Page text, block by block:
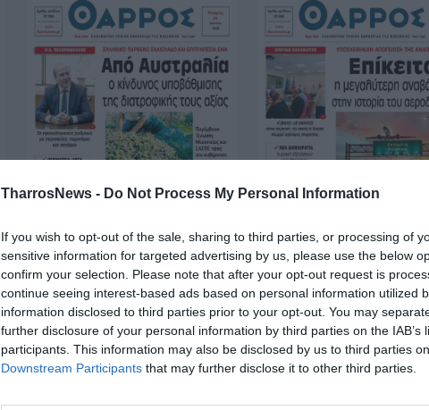
TharrosNews - Do Not Process My Personal Information
If you wish to opt-out of the sale, sharing to third parties, or processing of
sensitive information for targeted advertising by us, please use the below
confirm your selection. Please note that after your opt-out request is
continue seeing interest-based ads based on personal information utilized
information disclosed to third parties prior to your opt-out. You may
further disclosure of your personal information by third parties on the IAB’s
participants. This information may also be disclosed by us to third parties
Downstream Participants that may further disclose it to other third parties.
24-6-2026 23-6-2026